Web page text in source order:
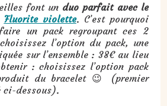
font un duo parfait avec le
Fluorite violette. C’est pourquoi
un pack regroupant ces 2
l’option du pack, une
sur l’ensemble : 38€ au lieu
: choisissez l’option pack
du bracelet 😉 (premier
ci-dessous).